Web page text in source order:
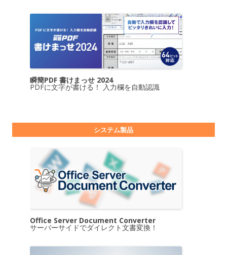
瞬簡PDF 書けまっせ 2024
PDFに文字が書ける！ 入力欄を自動認識
システム製品
Office Server Document Converter
サーバーサイドでダイレクト文書変換！